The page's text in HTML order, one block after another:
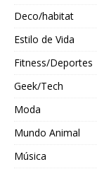
Deco/habitat
Estilo de Vida
Fitness/Deportes
Geek/Tech
Moda
Mundo Animal
Música